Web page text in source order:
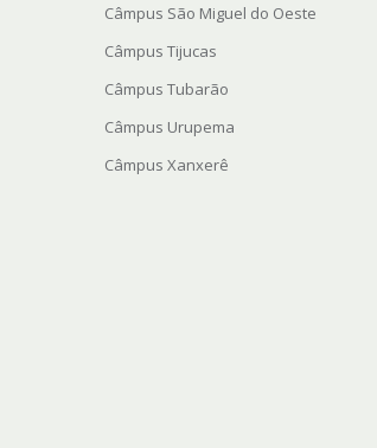
Câmpus São Miguel do Oeste
Câmpus Tijucas
Câmpus Tubarão
Câmpus Urupema
Câmpus Xanxerê